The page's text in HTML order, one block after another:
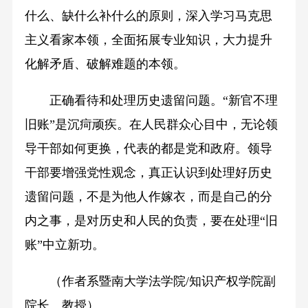
什么、缺什么补什么的原则，深入学习马克思
主义看家本领，全面拓展专业知识，大力提升
化解矛盾、破解难题的本领。
正确看待和处理历史遗留问题。“新官不理
旧账”是沉疴顽疾。在人民群众心目中，无论领
导干部如何更换，代表的都是党和政府。领导
干部要增强党性观念，真正认识到处理好历史
遗留问题，不是为他人作嫁衣，而是自己的分
内之事，是对历史和人民的负责，要在处理“旧
账”中立新功。
（作者系暨南大学法学院/知识产权学院副